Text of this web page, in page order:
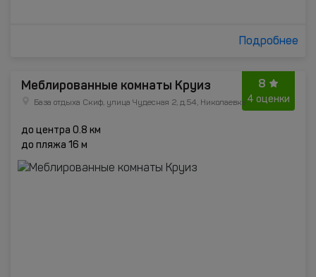
Подробнее
8
4 оценки
Меблированные комнаты Круиз
База отдыха Скиф, улица Чудесная 2, д.54, Николаевка
до центра 0.8 км
до пляжа 16 м